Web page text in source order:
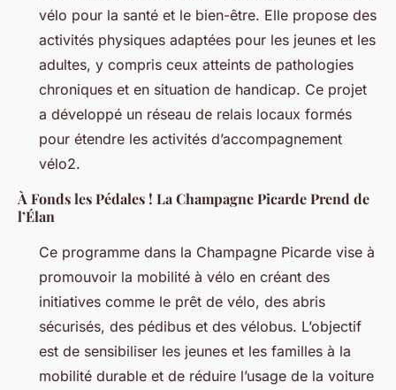
vélo pour la santé et le bien-être. Elle propose des
activités physiques adaptées pour les jeunes et les
adultes, y compris ceux atteints de pathologies
chroniques et en situation de handicap. Ce projet
a développé un réseau de relais locaux formés
pour étendre les activités d’accompagnement
vélo2.
À Fonds les Pédales ! La Champagne Picarde Prend de
l’Élan
Ce programme dans la Champagne Picarde vise à
promouvoir la mobilité à vélo en créant des
initiatives comme le prêt de vélo, des abris
sécurisés, des pédibus et des vélobus. L’objectif
est de sensibiliser les jeunes et les familles à la
mobilité durable et de réduire l’usage de la voiture